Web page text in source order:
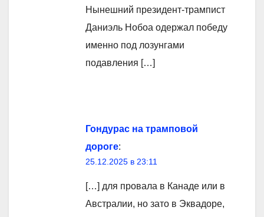
Нынешний президент-трампист
Даниэль Нобоа одержал победу
именно под лозунгами
подавления […]
Гондурас на трамповой
дороге:
25.12.2025 в 23:11
[…] для провала в Канаде или в
Австралии, но зато в Эквадоре,